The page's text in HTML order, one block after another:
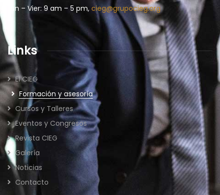
Lun – Vier: 9 am – 5 pm, cieg@grupocieg.org
Links
El CIEG
Formación y asesoría
Cursos y Talleres
Eventos y Congresos
Revista CIEG
Galería
Noticias
Contacto